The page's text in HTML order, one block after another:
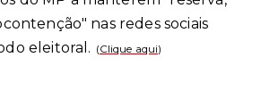
nas redes sociais
eleitoral. (Clique aqui)